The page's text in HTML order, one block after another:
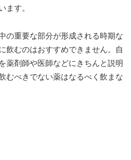
ます。
の重要な部分が形成される時期な
飲むのはおすすめできません。自
薬剤師や医師などにきちんと説明
むべきでない薬はなるべく飲まな